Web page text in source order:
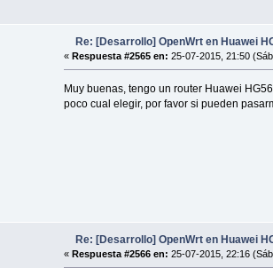
Re: [Desarrollo] OpenWrt en Huawei
«Respuesta #2565 en: 25-07-2015, 21:50
Muy buenas, tengo un router Huawei
poco cual elegir, por favor si pueden
Re: [Desarrollo] OpenWrt en Huawei
«Respuesta #2566 en: 25-07-2015, 22:16